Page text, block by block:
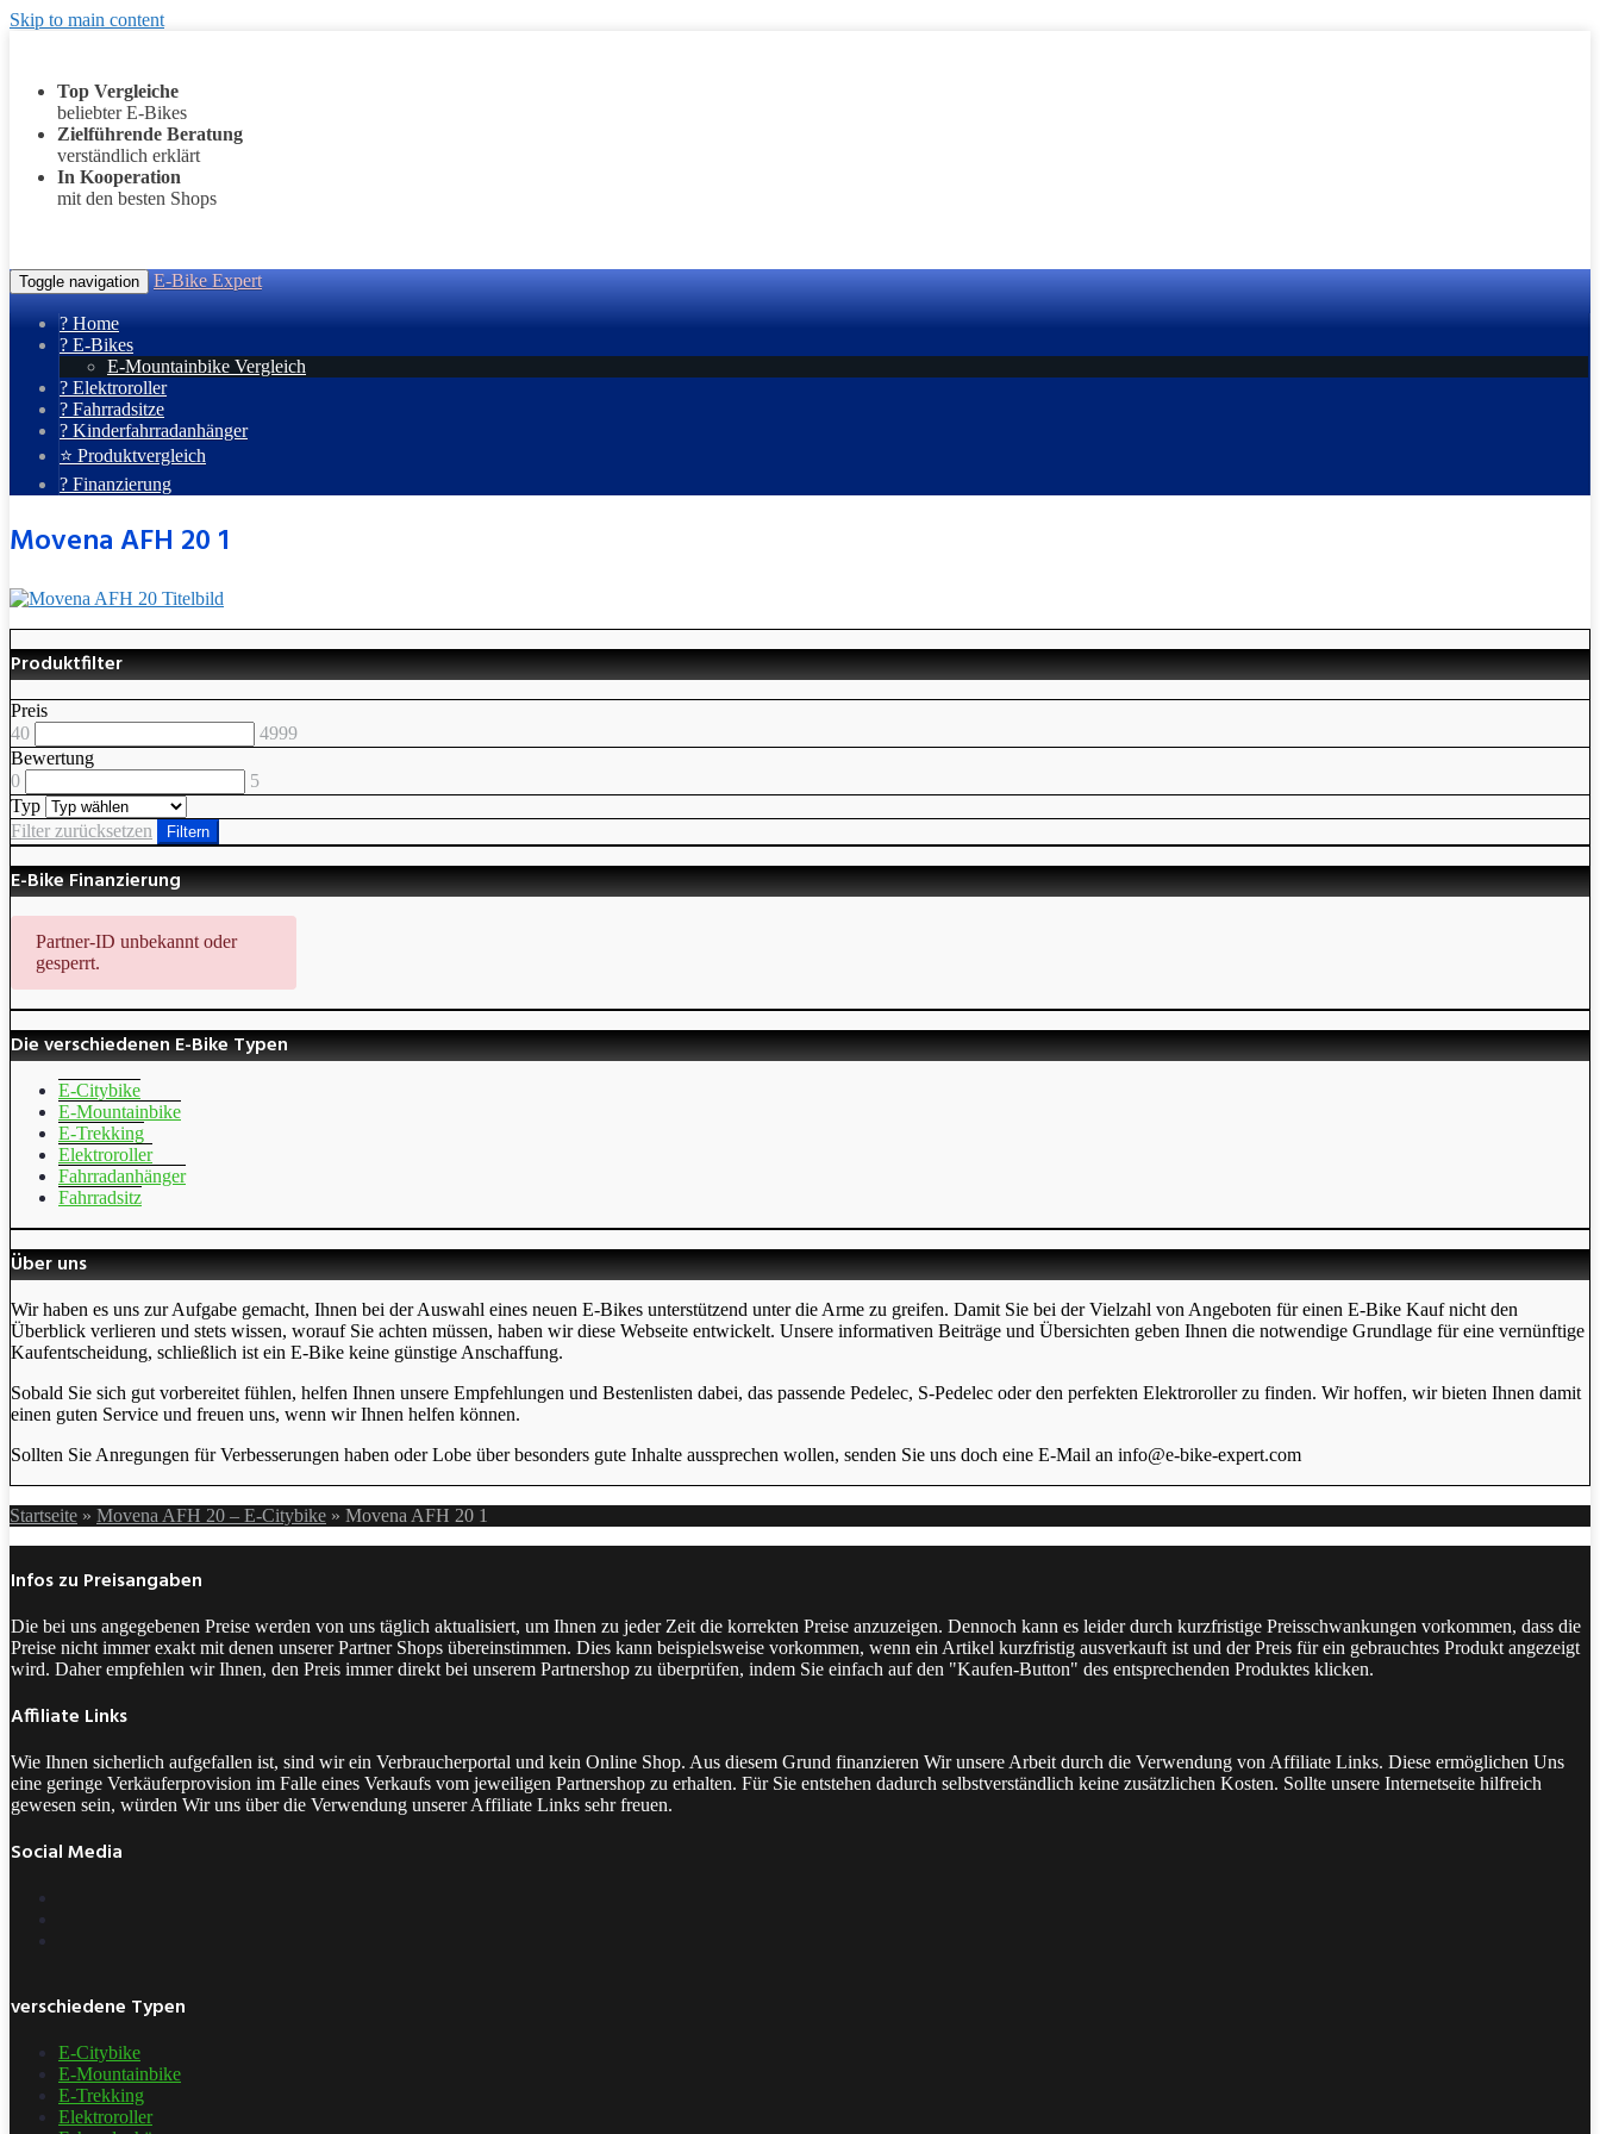
Skip to main content
Top Vergleiche
beliebter E-Bikes
Zielführende Beratung
verständlich erklärt
In Kooperation
mit den besten Shops
Toggle navigation E-Bike Expert
? Home
? E-Bikes
E-Mountainbike Vergleich
? Elektroroller
? Fahrradsitze
? Kinderfahrradanhänger
⭐ Produktvergleich
? Finanzierung
Movena AFH 20 1
Produktfilter
Preis
40
4999
Bewertung
0
5
Typ
Filter zurücksetzen
Filtern
E-Bike Finanzierung
Partner-ID unbekannt oder
gesperrt.
Die verschiedenen E-Bike Typen
E-Citybike
E-Mountainbike
E-Trekking
Elektroroller
Fahrradanhänger
Fahrradsitz
Über uns
Wir haben es uns zur Aufgabe gemacht, Ihnen bei der Auswahl eines neuen E-Bikes unterstützend unter die Arme zu greifen. Damit Sie bei der Vielzahl von Angeboten für einen E-Bike Kauf nicht den
Überblick verlieren und stets wissen, worauf Sie achten müssen, haben wir diese Webseite entwickelt. Unsere informativen Beiträge und Übersichten geben Ihnen die notwendige Grundlage für eine vernünftige
Kaufentscheidung, schließlich ist ein E-Bike keine günstige Anschaffung.
Sobald Sie sich gut vorbereitet fühlen, helfen Ihnen unsere Empfehlungen und Bestenlisten dabei, das passende Pedelec, S-Pedelec oder den perfekten Elektroroller zu finden. Wir hoffen, wir bieten Ihnen damit
einen guten Service und freuen uns, wenn wir Ihnen helfen können.
Sollten Sie Anregungen für Verbesserungen haben oder Lobe über besonders gute Inhalte aussprechen wollen, senden Sie uns doch eine E-Mail an info@e-bike-expert.com
Startseite » Movena AFH 20 – E-Citybike » Movena AFH 20 1
Infos zu Preisangaben
Die bei uns angegebenen Preise werden von uns täglich aktualisiert, um Ihnen zu jeder Zeit die korrekten Preise anzuzeigen. Dennoch kann es leider durch kurzfristige Preisschwankungen vorkommen, dass die
Preise nicht immer exakt mit denen unserer Partner Shops übereinstimmen. Dies kann beispielsweise vorkommen, wenn ein Artikel kurzfristig ausverkauft ist und der Preis für ein gebrauchtes Produkt angezeigt
wird. Daher empfehlen wir Ihnen, den Preis immer direkt bei unserem Partnershop zu überprüfen, indem Sie einfach auf den "Kaufen-Button" des entsprechenden Produktes klicken.
Affiliate Links
Wie Ihnen sicherlich aufgefallen ist, sind wir ein Verbraucherportal und kein Online Shop. Aus diesem Grund finanzieren Wir unsere Arbeit durch die Verwendung von Affiliate Links. Diese ermöglichen Uns
eine geringe Verkäuferprovision im Falle eines Verkaufs vom jeweiligen Partnershop zu erhalten. Für Sie entstehen dadurch selbstverständlich keine zusätzlichen Kosten. Sollte unsere Internetseite hilfreich
gewesen sein, würden Wir uns über die Verwendung unserer Affiliate Links sehr freuen.
Social Media
verschiedene Typen
E-Citybike
E-Mountainbike
E-Trekking
Elektroroller